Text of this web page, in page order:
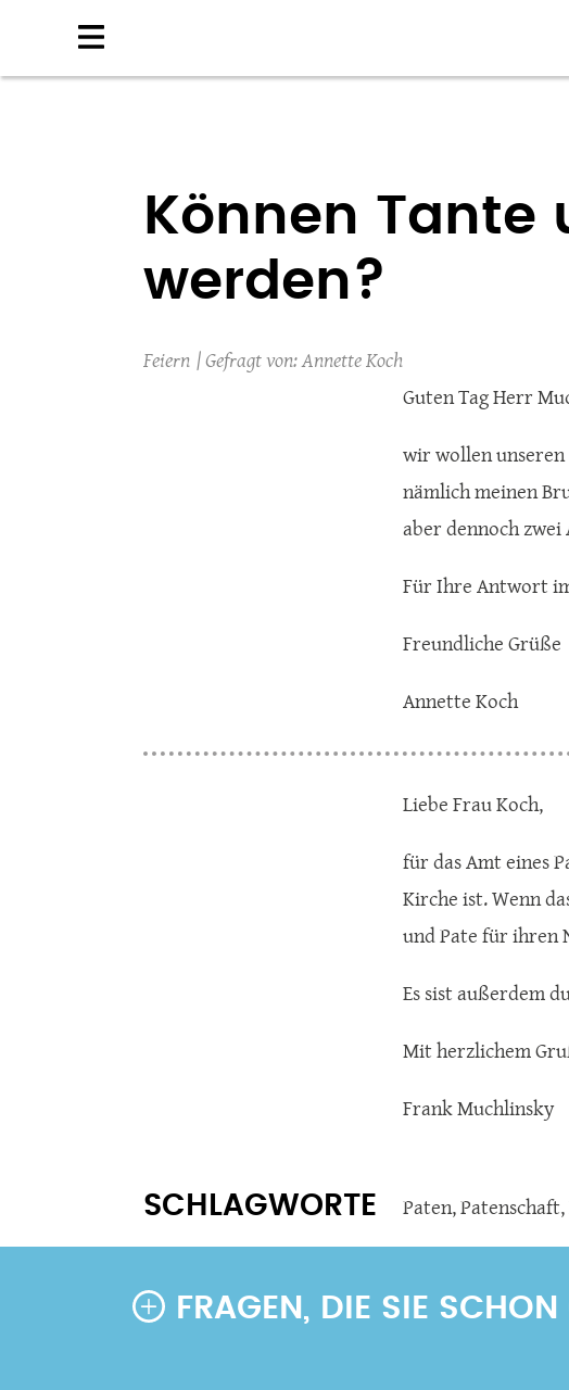
Können Tante
werden?
Feiern
Annette Koch
Guten Tag Herr
wir wollen unseren
nämlich meinen
aber dennoch
Für Ihre Antwort
Freundliche Grüße
Annette Koch
Liebe Frau Koch,
für das Amt eines
Kirche ist. Wenn
und Pate für ihren
Es sist außerdem
Mit herzlichem
Frank Muchlinsky
SCHLAGWORTE Paten,Patenschaft,
FRAGEN, DIE SIE SCHON